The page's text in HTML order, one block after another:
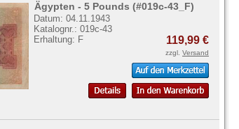
Ägypten - 5 Pounds (#019c-43_F)
Datum: 04.11.1943
Katalognr.: 019c-43
Erhaltung: F
119,99 €
zzgl. Versand